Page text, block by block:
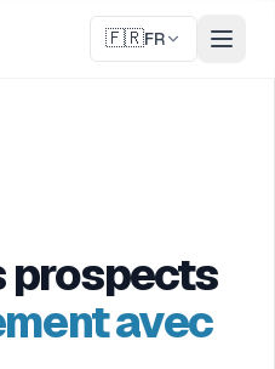
🇫🇷FR
prospects
avec